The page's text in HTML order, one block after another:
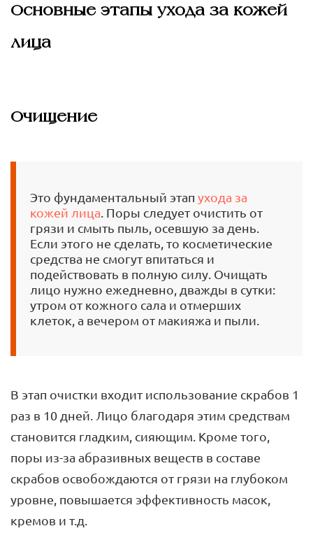
Основные этапы ухода за кожей
лица
Очищение
Это фундаментальный этап ухода за
кожей лица . Поры следует очистить от
грязи и смыть пыль, осевшую за день.
Если этого не сделать, то косметические
средства не смогут впитаться и
подействовать в полную силу. Очищать
лицо нужно ежедневно, дважды в сутки:
утром от кожного сала и отмерших
клеток, а вечером от макияжа и пыли.
В этап очистки входит использование скрабов 1
раз в 10 дней. Лицо благодаря этим средствам
становится гладким, сияющим. Кроме того,
поры из-за абразивных веществ в составе
скрабов освобождаются от грязи на глубоком
уровне, повышается эффективность масок,
кремов и т.д.